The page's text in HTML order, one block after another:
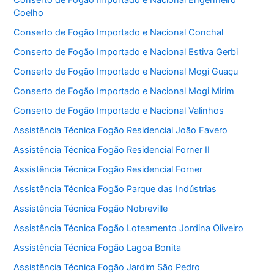
Coelho
Conserto de Fogão Importado e Nacional Conchal
Conserto de Fogão Importado e Nacional Estiva Gerbi
Conserto de Fogão Importado e Nacional Mogi Guaçu
Conserto de Fogão Importado e Nacional Mogi Mirim
Conserto de Fogão Importado e Nacional Valinhos
Assistência Técnica Fogão Residencial João Favero
Assistência Técnica Fogão Residencial Forner II
Assistência Técnica Fogão Residencial Forner
Assistência Técnica Fogão Parque das Indústrias
Assistência Técnica Fogão Nobreville
Assistência Técnica Fogão Loteamento Jordina Oliveiro
Assistência Técnica Fogão Lagoa Bonita
Assistência Técnica Fogão Jardim São Pedro